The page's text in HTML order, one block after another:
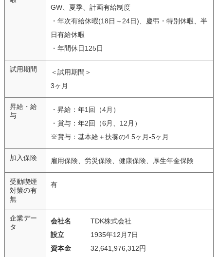
GW、夏季、計画有給制度
・年次有給休暇(18日～24日)、慶弔・特別休暇、半
日有給休暇
・年間休日125日
試用期間
＜試用期間＞
3ヶ月
昇給・給
与
・昇給：年1回（4月）
・賞与：年2回（6月、12月）
※賞与：基本給＋扶養の4.5ヶ月-5ヶ月
加入保険 雇用保険、労災保険、健康保険、厚生年金保険
受動喫煙
対策の有
無
有
企業デー
タ
会社名
TDK株式会社
設立
1935年12月7日
資本金
32,641,976,312円